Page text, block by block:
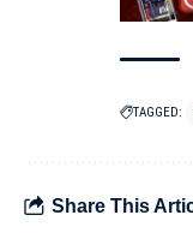
TAGGED:
Share This